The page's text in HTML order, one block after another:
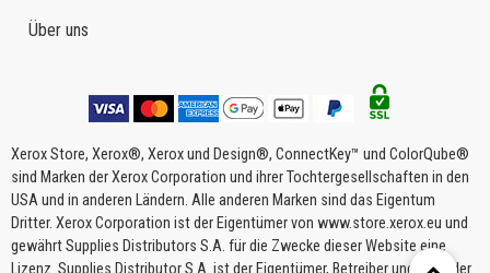
Über uns
Xerox Store, Xerox®, Xerox und Design®, ConnectKey™ und ColorQube®
sind Marken der Xerox Corporation und ihrer Tochtergesellschaften in den
USA und in anderen Ländern. Alle anderen Marken sind das Eigentum
Dritter. Xerox Corporation ist der Eigentümer von www.store.xerox.eu und
gewährt Supplies Distributors S.A. für die Zwecke dieser Website eine
Lizenz. Supplies Distributor S.A. ist der Eigentümer, Betreiber und Host der